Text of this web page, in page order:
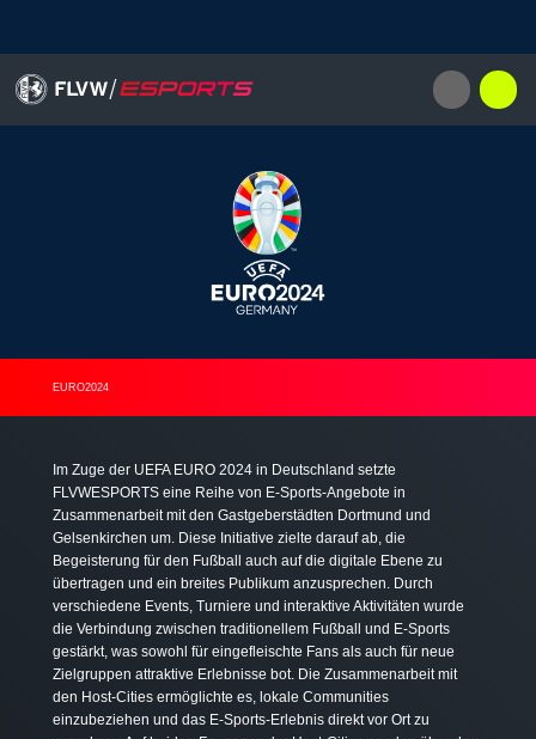
EURO2024
Im Zuge der UEFA EURO 2024 in Deutschland setzte
FLVWESPORTS eine Reihe von E-Sports-Angebote in
Zusammenarbeit mit den Gastgeberstädten Dortmund und
Gelsenkirchen um. Diese Initiative zielte darauf ab, die
Begeisterung für den Fußball auch auf die digitale Ebene zu
übertragen und ein breites Publikum anzusprechen. Durch
verschiedene Events, Turniere und interaktive Aktivitäten wurde
die Verbindung zwischen traditionellem Fußball und E-Sports
gestärkt, was sowohl für eingefleischte Fans als auch für neue
Zielgruppen attraktive Erlebnisse bot. Die Zusammenarbeit mit
den Host-Cities ermöglichte es, lokale Communities
einzubeziehen und das E-Sports-Erlebnis direkt vor Ort zu